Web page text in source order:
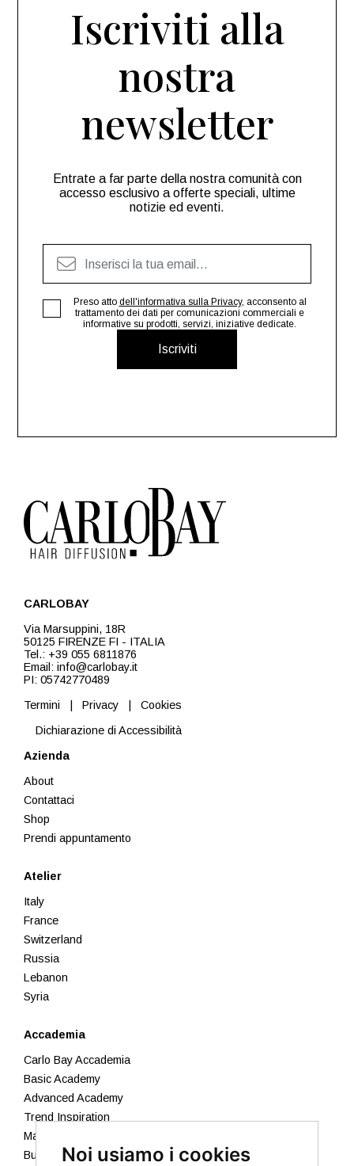
Noi usiamo i cookies
Iscriviti alla
nostra
newsletter
Entrate a far parte della nostra comunità con
accesso esclusivo a offerte speciali, ultime
notizie ed eventi.
Iscriviti
Preso atto dell'informativa sulla Privacy, acconsento al
trattamento dei dati per comunicazioni commerciali e
informative su prodotti, servizi, iniziative dedicate.
CARLOBAY
Via Marsuppini, 18R
50125 FIRENZE FI - ITALIA
Tel.: +39 055 6811876
Email: info@carlobay.it
PI: 05742770489
Termini
Privacy
Cookies
Dichiarazione di Accessibilità
Azienda
About
Contattaci
Shop
Prendi appuntamento
Atelier
Italy
France
Switzerland
Russia
Lebanon
Syria
Accademia
Carlo Bay Accademia
Basic Academy
Advanced Academy
Trend Inspiration
Makeup
Business Academy